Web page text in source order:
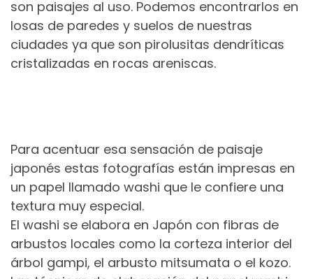
son paisajes al uso. Podemos encontrarlos en
losas de paredes y suelos de nuestras
ciudades ya que son pirolusitas dendríticas
cristalizadas en rocas areniscas.
Para acentuar esa sensación de paisaje
japonés estas fotografías están impresas en
un papel llamado washi que le confiere una
textura muy especial.
El washi se elabora en Japón con fibras de
arbustos locales como la corteza interior del
árbol gampi, el arbusto mitsumata o el kozo.